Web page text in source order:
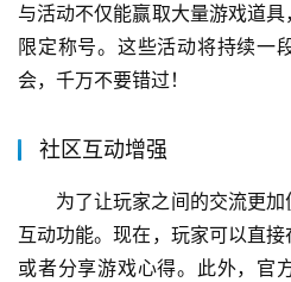
与活动不仅能赢取大量游戏道
限定称号。这些活动将持续一
会，千万不要错过！
社区互动增强
为了让玩家之间的交流更
互动功能。现在，玩家可以直
或者分享游戏心得。此外，官